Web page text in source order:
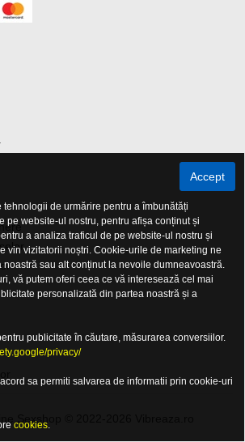
Sexshop © 2022-2026 Vibreaza.ro
Accept
tehnologii de urmărire pentru a îmbunătăți
pe website-ul nostru, pentru afișa conținut și
a analiza traficul de pe website-ul nostru și
vin vizitatorii noștri. Cookie-urile de marketing ne
noastră sau alt conținut la nevoile dumneavoastră.
vă putem oferi ceea ce vă interesează cel mai
personalizată din partea noastră și a
publicitate în căutare, măsurarea conversiilor.
privacy/
sa permiti salvarea de informatii prin cookie-uri
cookies.